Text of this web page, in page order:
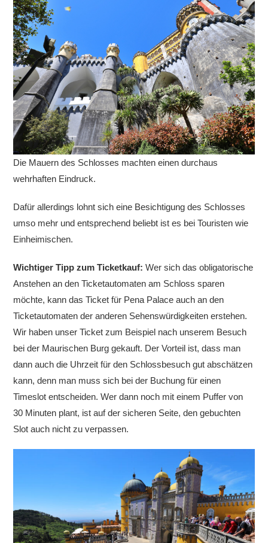
Die Mauern des Schlosses machten einen durchaus
wehrhaften Eindruck.
Dafür allerdings lohnt sich eine Besichtigung des Schlosses
umso mehr und entsprechend beliebt ist es bei Touristen wie
Einheimischen.
Wichtiger Tipp zum Ticketkauf: Wer sich das obligatorische
Anstehen an den Ticketautomaten am Schloss sparen
möchte, kann das Ticket für Pena Palace auch an den
Ticketautomaten der anderen Sehenswürdigkeiten erstehen.
Wir haben unser Ticket zum Beispiel nach unserem Besuch
bei der Maurischen Burg gekauft. Der Vorteil ist, dass man
dann auch die Uhrzeit für den Schlossbesuch gut abschätzen
kann, denn man muss sich bei der Buchung für einen
Timeslot entscheiden. Wer dann noch mit einem Puffer von
30 Minuten plant, ist auf der sicheren Seite, den gebuchten
Slot auch nicht zu verpassen.